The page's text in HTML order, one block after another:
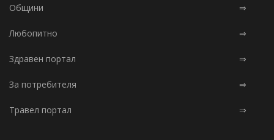
Общини ⇒
Любопитно ⇒
Здравен портал ⇒
За потребителя ⇒
Травел портал ⇒